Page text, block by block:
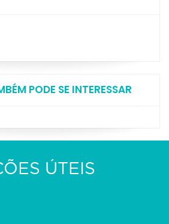
PODE SE INTERESSAR
ÚTEIS